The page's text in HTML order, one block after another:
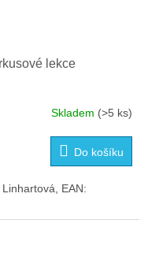
lekce
Skladem (>5 ks)
Do košíku
EAN: